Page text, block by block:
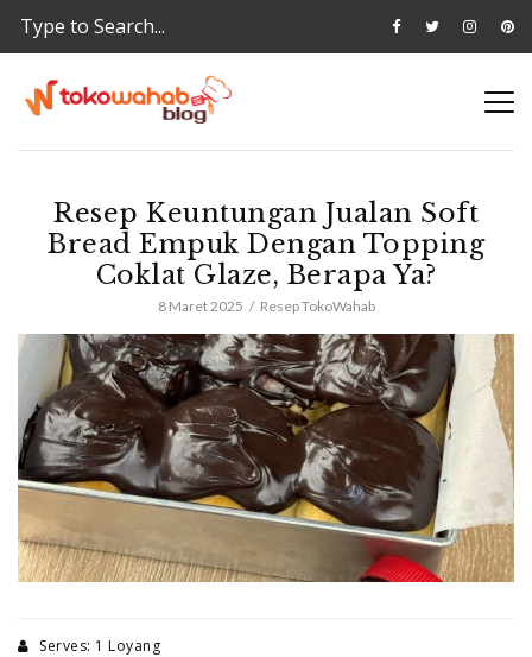
Resep Keuntungan Jualan Soft
Bread Empuk Dengan Topping
Coklat Glaze, Berapa Ya?
8 Maret 2025 Resep TokoWahab
Serves: 1 Loyang